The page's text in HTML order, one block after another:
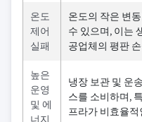
온도
제어
실패
온도의 작은 변
수 있으며, 이는
공업체의 평판
높은
운영
및 에
너지
냉장 보관 및 운
스를 소비하며,
프라가 비효율